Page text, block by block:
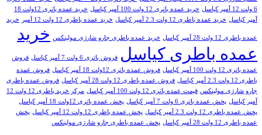
6 ولت 12 آمپر کیاسل
خرید عمده باتری 12 ولت 100 آمپر کیاسل
خرید عمده باتری 12ولت 18
آمپر کیاسل خرید عمده باطری 12 ولت 2.3 آمپر کیاسل خرید عمده باطری 12 ولت 12 آمپر خرید
عمده باطری 12 ولت 28 آمپر کیاسل خرید عمده باطری جارو شارژی مولینکس
خرید
عمده باطری کیاسل فروش باتری 6 ولت 7 آمپر کیاسل
فروش
عمده باتری 12 ولت 100 آمپر کیاسل
فروش عمده باتری 12ولت 18 آمپر کیاسل
فروش عمده
باطری 12 ولت 2.3 آمپر کیاسل
فروش عمده باطری 12 ولت 28 آمپر کیاسل
فروش عمده باطری
جارو شارژی مولینکس قیمت عمده باتری 12 ولت 100 آمپر کیاسل
مرکز خرید باطری 12 ولت 12
آمپر کیاسل پخش عمده باتری 6 ولت 7 آمپر کیاسل
پخش عمده باتری 12ولت 18 آمپر کیاسل
پخش عمده باطری 12 ولت 2.3 آمپر کیاسل
پخش عمده باطری 12 ولت 12 آمپر کیاسل
پخش
عمده باطری 12 ولت 28 آمپر کیاسل
پخش عمده باطری جارو شارژی مولینکس